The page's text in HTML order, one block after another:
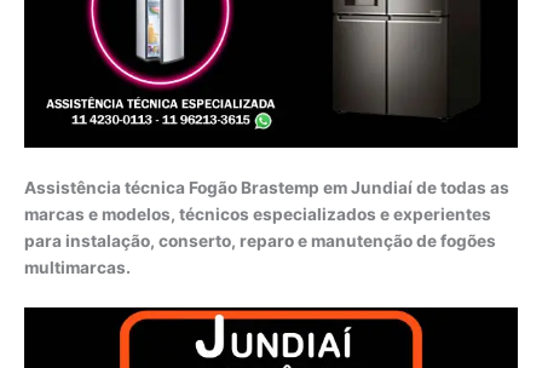
Assistência técnica Fogão Brastemp em Jundiaí de todas as
marcas e modelos, técnicos especializados e experientes
para instalação, conserto, reparo e manutenção de fogões
multimarcas.